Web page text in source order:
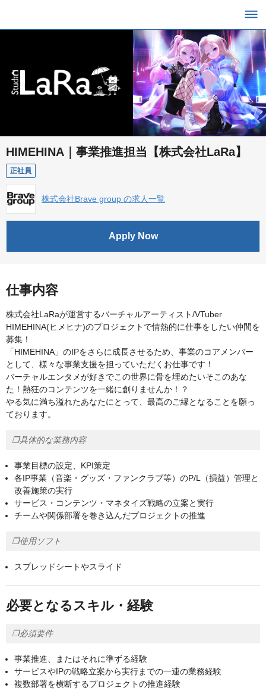
HIMEHINA｜事業推進担当【株式会社LaRa】
正社員
株式会社Brave group の求人一覧
Apply Now
仕事内容
株式会社LaRaが運営するバーチャルアーティスト/VTuber
HIMEHINA(ヒメヒナ)のプロジェクトで情熱的に仕事をしたい仲間を
募集！
「HIMEHINA」のIPをさらに成長させるため、事業のコアメンバー
として、様々な事業支援を担っていただくお仕事です！
バーチャルエンタメが好きでこの世界に骨を埋めたいそこのあな
た！熱狂のコンテンツを一緒に創りませんか！？
やる気に満ち溢れたあなたにとって、最高のご縁となることを願っ
ております。
❐具体的な業務内容
事業目標の設定、KPI策定
各IP事業（音楽・グッズ・ファンクラブ等）のP/L（損益）管理と
改善施策の実行
サービス・コンテンツ・マネタイズ戦略の立案と実行
チームや関係部署を巻き込んだプロジェクトの推進
❐使用ソフト
スプレッドシートやスライド
必要となるスキル・経験
❐必須要件
事業推進、またはそれに準ずる経験
サービスやIPの戦略立案から実行までの一連の業務経験
複数部署を横断するプロジェクトの推進経験